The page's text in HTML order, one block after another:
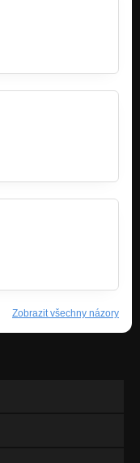
Zobrazit všechny názory